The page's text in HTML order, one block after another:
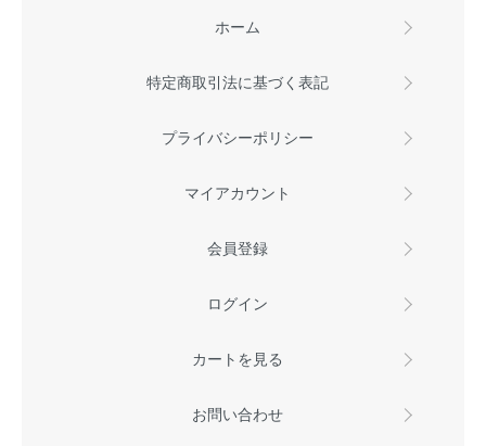
ホーム
特定商取引法に基づく表記
プライバシーポリシー
マイアカウント
会員登録
ログイン
カートを見る
お問い合わせ